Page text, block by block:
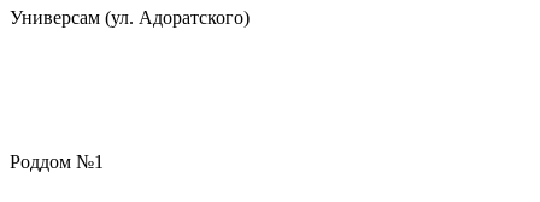
Универсам (ул. Адоратского)
Роддом №1